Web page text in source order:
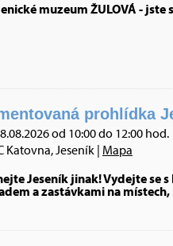
muzeum ŽULOVÁ -
prohlídka
od 10:00 do 12:00 hod.
Katovna, Jeseník | Mapa
Jeseník jinak! Vydejte se
a zastávkami na